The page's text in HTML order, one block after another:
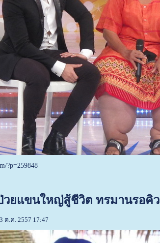
?p=259848
วยแขนใหญ่สู้ชีวิต ทรมานรอคิ
.ค. 2557 17:47